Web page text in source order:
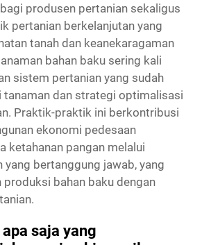
produsen pertanian sekaligus
pertanian berkelanjutan yang
tanah dan keanekaragaman
bahan baku sering kali
sistem pertanian yang sudah
tanaman dan strategi optimalisasi
Praktik-praktik ini berkontribusi
ekonomi pedesaan
ketahanan pangan melalui
yang bertanggung jawab, yang
produksi bahan baku dengan
saja yang